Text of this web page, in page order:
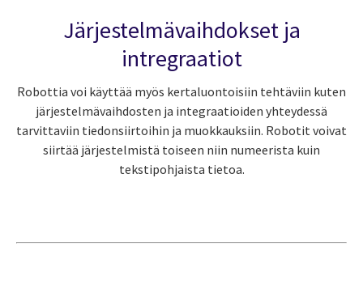
Järjestelmävaihdokset ja
intregraatiot
Robottia voi käyttää myös kertaluontoisiin tehtäviin kuten
järjestelmävaihdosten ja integraatioiden yhteydessä
tarvittaviin tiedonsiirtoihin ja muokkauksiin. Robotit voivat
siirtää järjestelmistä toiseen niin numeerista kuin
tekstipohjaista tietoa.